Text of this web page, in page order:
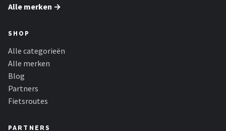
Alle merken →
SHOP
Alle categorieën
Alle merken
Blog
Partners
Fietsroutes
PARTNERS